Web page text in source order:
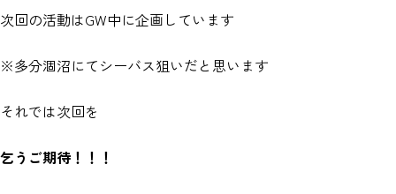
次回の活動はGW中に企画しています
※多分涸沼にてシーバス狙いだと思います
それでは次回を
乞うご期待！！！